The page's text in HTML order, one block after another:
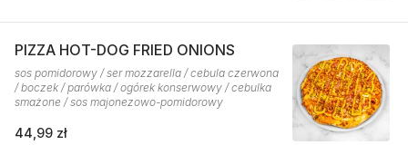
PIZZA HOT-DOG FRIED ONIONS
sos pomidorowy / ser mozzarella / cebula czerwona
/ boczek / parówka / ogórek konserwowy / cebulka
smażone / sos majonezowo-pomidorowy
44,99 zł